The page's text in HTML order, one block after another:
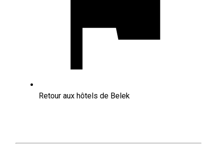
Retour aux hôtels de Belek